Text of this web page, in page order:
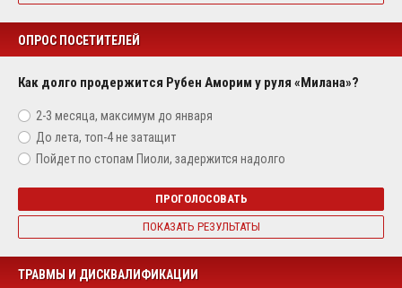
ОПРОС ПОСЕТИТЕЛЕЙ
Как долго продержится Рубен Аморим у руля «Милана»?
2-3 месяца, максимум до января
До лета, топ-4 не затащит
Пойдет по стопам Пиоли, задержится надолго
ПРОГОЛОСОВАТЬ
ПОКАЗАТЬ РЕЗУЛЬТАТЫ
ТРАВМЫ И ДИСКВАЛИФИКАЦИИ